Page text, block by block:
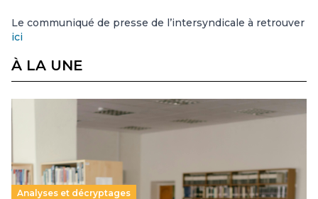
Le communiqué de presse de l’intersyndicale à retrouver
ici
À LA UNE
Analyses et décryptages